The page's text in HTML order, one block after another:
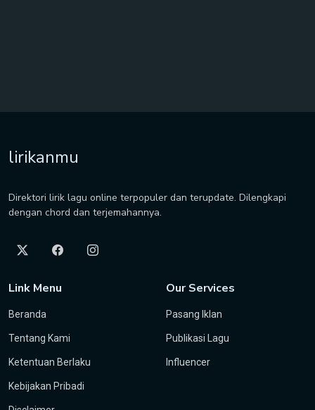
lirikanmu
Direktori lirik lagu online terpopuler dan terupdate. Dilengkapi
dengan chord dan terjemahannya.
Link Menu
Beranda
Tentang Kami
Ketentuan Berlaku
Kebijakan Pribadi
Our Services
Pasang Iklan
Publikasi Lagu
Influencer